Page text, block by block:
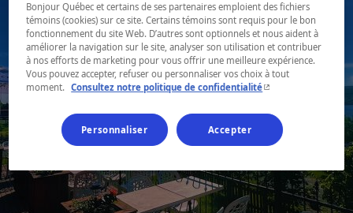
Bonjour Québec et certains de ses partenaires emploient des fichiers
témoins (cookies) sur ce site. Certains témoins sont requis pour le bon
fonctionnement du site Web. D’autres sont optionnels et nous aident à
améliorer la navigation sur le site, analyser son utilisation et contribuer
à nos efforts de marketing pour vous offrir une meilleure expérience.
Vous pouvez accepter, refuser ou personnaliser vos choix à tout
moment. Consultez notre politique de confidentialité- Cet hyperlien
Personnaliser Accepter